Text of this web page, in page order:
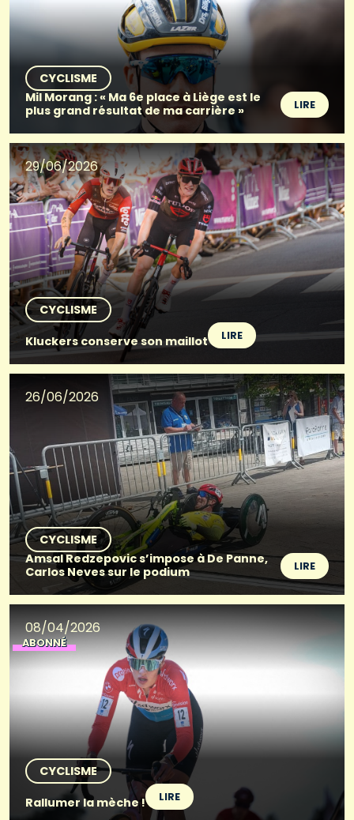
CYCLISME
Mil Morang : « Ma 6e place à Liège est le
plus grand résultat de ma carrière »
LIRE
29/06/2026
CYCLISME
Kluckers conserve son maillot
LIRE
26/06/2026
CYCLISME
Amsal Redzepovic s’impose à De Panne,
Carlos Neves sur le podium
LIRE
08/04/2026
ABONNÉ
CYCLISME
Rallumer la mèche !
LIRE